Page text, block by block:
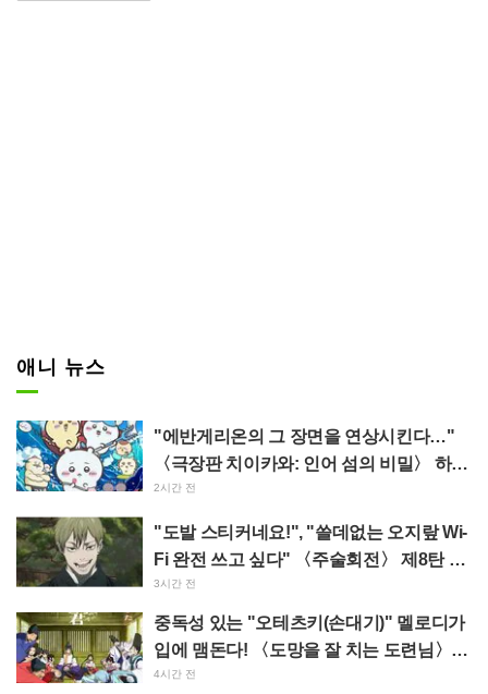
피하기 위해 동굴로 향했다. 그곳
애니 뉴스
"에반게리온의 그 장면을 연상시킨다…"
〈극장판 치이카와: 인어 섬의 비밀〉 하치
와레가 부르는 불길한 PV 화제
2시간 전
"도발 스티커네요!", "쓸데없는 오지랖 Wi-
Fi 완전 쓰고 싶다" 〈주술회전〉 제8탄 사
멸회유 스티커 등장에 팬들 환호
3시간 전
중독성 있는 "오테츠키(손대기)" 멜로디가
입에 맴돈다! 〈도망을 잘 치는 도련님〉
삽입곡 MV 공개에 "레이와 시대에 시대극
4시간 전